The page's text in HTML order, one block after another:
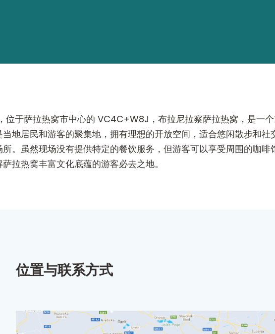
位于萨拉热窝市中心的 VC4C+W8J，布拉尼拉察萨拉热窝，是一
地居民和游客的聚集地，拥有理想的开放空间，适合悠闲散步和
。虽然现场没有提供特定的餐饮服务，但游客可以享受周围的咖
拉热窝丰富文化底蕴的游客必去之地。
位置与联系方式